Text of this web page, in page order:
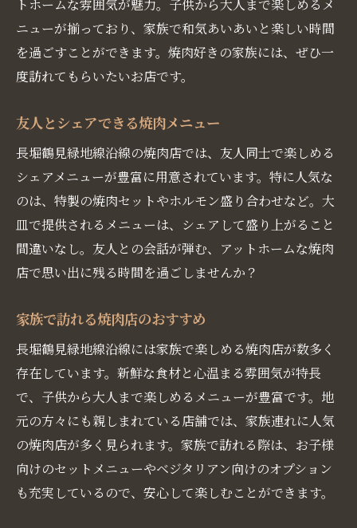
トホームな雰囲気が魅力。子供から大人まで楽しめるメ
ニューが揃っており、家族で和気あいあいと楽しい時間
を過ごすことができます。焼肉好きの家族には、ぜひ一
度訪れてもらいたいお店です。
友人とシェアできる焼肉メニュー
長堀鶴見緑地線沿線の焼肉店では、友人同士で楽しめる
シェアメニューが豊富に用意されています。特に人気な
のは、特製の焼肉セットやホルモン盛り合わせなど。大
皿で提供されるメニューは、シェアして盛り上がること
間違いなし。友人との会話が弾む、アットホームな焼肉
店で思い出に残る時間を過ごしませんか？
家族で訪れる焼肉店のおすすめ
長堀鶴見緑地線沿線には家族で楽しめる焼肉店が数多く
存在しています。新鮮な食材と心温まる雰囲気が特長
で、子供から大人まで楽しめるメニューが豊富です。地
元の方々にも親しまれている店舗では、家族連れに人気
の焼肉店が多く見られます。家族で訪れる際は、お子様
向けのセットメニューやベジタリアン向けのオプション
も充実しているので、安心して楽しむことができます。